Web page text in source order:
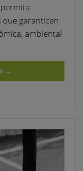
garanticen
ambiental
→